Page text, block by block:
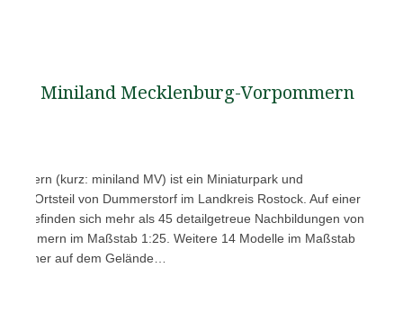
Miniland Mecklenburg-Vorpommern
(kurz: miniland MV) ist ein Miniaturpark und
Ortsteil von Dummerstorf im Landkreis Rostock. Auf einer
befinden sich mehr als 45 detailgetreue Nachbildungen von
im Maßstab 1:25. Weitere 14 Modelle im Maßstab
auf dem Gelände…